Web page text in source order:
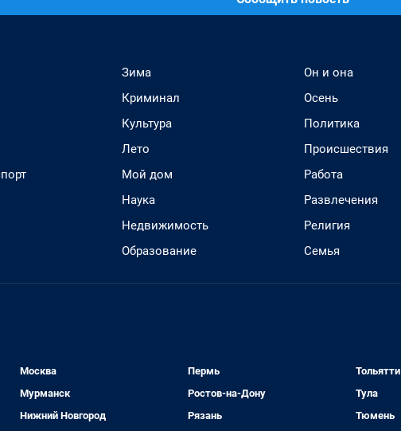
Зима
Криминал
Культура
Лето
Мой дом
Наука
Недвижимость
Образование
Он и она
Осень
Политика
Происшествия
Работа
Развлечения
Религия
Семья
Москва
Мурманск
Нижний Новгород
Пермь
Ростов-на-Дону
Рязань
Тольятти
Тула
Тюмень